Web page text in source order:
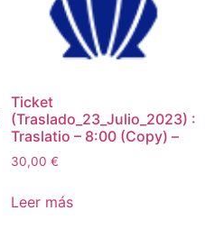
Ticket
(Traslado_23_Julio_2023) :
Traslatio – 8:00 (Copy) –
30,00 €
Leer más